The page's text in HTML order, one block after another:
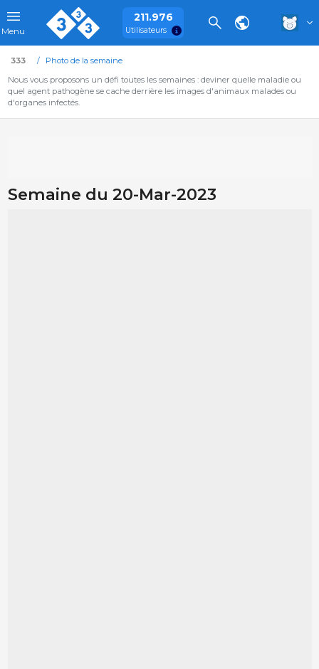
Menu
211.976
Utilisateurs
333
Photo de la semaine
Nous vous proposons un défi toutes les semaines : deviner quelle maladie ou
quel agent pathogène se cache derrière les images d'animaux malades ou
d'organes infectés.
Semaine du 20-Mar-2023